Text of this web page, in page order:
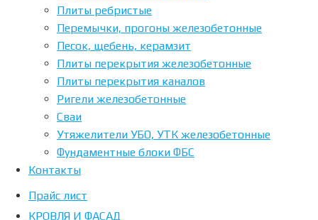
Плиты ребристые
Перемычки, прогоны железобетонные
Песок, щебень, керамзит
Плиты перекрытия железобетонные
Плиты перекрытия каналов
Ригели железобетонные
Сваи
Утяжелители УБО, УТК железобетонные
Фундаментные блоки ФБС
Контакты
Прайс лист
КРОВЛЯ И ФАСАД
Плиты
перекрытия
каналов